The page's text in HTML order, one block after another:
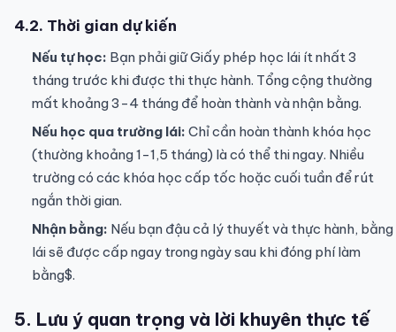
4.2. Thời gian dự kiến
Nếu tự học: Bạn phải giữ Giấy phép học lái ít nhất 3
tháng trước khi được thi thực hành. Tổng cộng thường
mất khoảng 3-4 tháng để hoàn thành và nhận bằng.
Nếu học qua trường lái: Chỉ cần hoàn thành khóa học
(thường khoảng 1-1,5 tháng) là có thể thi ngay. Nhiều
trường có các khóa học cấp tốc hoặc cuối tuần để rút
ngắn thời gian.
Nhận bằng: Nếu bạn đậu cả lý thuyết và thực hành, bằng
lái sẽ được cấp ngay trong ngày sau khi đóng phí làm
bằng$.
5. Lưu ý quan trọng và lời khuyên thực tế